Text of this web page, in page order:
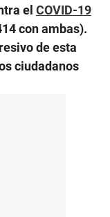
el COVID-19
con ambas).
de esta
ciudadanos